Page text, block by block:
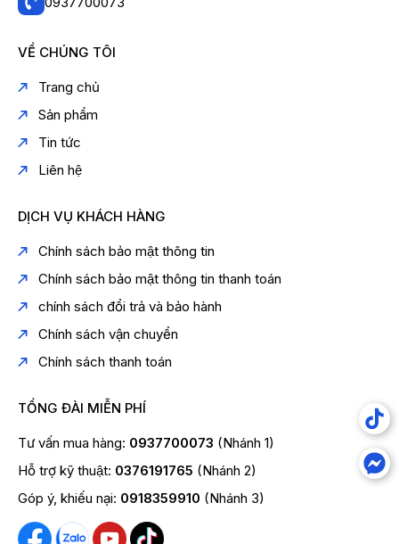
VỀ CHÚNG TÔI
Trang chủ
Sản phẩm
Tin tức
Liên hệ
DỊCH VỤ KHÁCH HÀNG
Chính sách bảo mật thông tin
Chính sách bảo mật thông tin thanh toán
chính sách đổi trả và bảo hành
Chính sách vận chuyển
Chính sách thanh toán
TỔNG ĐÀI MIỄN PHÍ
Tư vấn mua hàng: 0937700073 (Nhánh 1)
Hỗ trợ kỹ thuật: 0376191765 (Nhánh 2)
Góp ý, khiếu nại: 0918359910 (Nhánh 3)